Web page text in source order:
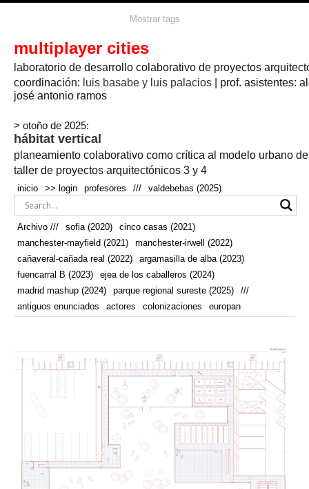
agricultura agricultura circular
arquitectura textil arte artesanía
bicicletas biodiversidad biorrefinería biotecnología bloque lineal
bodega bosque botánica caminos camping campo
cañada
real
canal cañaveral
real
cocina colaboración
autonoma
conectar
cooperativa crecimiento cueva cultivo cultivos deporte
don
quijote
ecosistema ejea de los caballeros
renovables
enterrado espacio social espacio verde
estructura europan fauna
fernández del amo festival fiesta flexibilidad fotomontaje
fuencarral b gastronomía geologia
geometrización curvas de
nivel
grúas habitar habitat hábitat hotel
infraestructura inmigración instalaciones invernadero
laguna línea del tiempo lineal longitudinal
manchester mapeo marihuana mayfield
mercado
modular modulo módulo
paisaje productivo paneles solares paragüas parking pasarelas
plegable prefabricado presa private producción
protección de los ecosistemas
pueblo de
rave recorrido regadío
regeneración
ruina ruinas sistema social
sociedad
sostenibilidad sota tecnología tejido
telas
temporalidad
temporeros torre
torres trabajo trama urbana transporte turismo urbanismo
Mostrar tags
multiplayer cities
laboratorio de desarrollo colaborativo de proyectos
coordinación: luis basabe y luis palacios | prof. asistentes:
josé antonio ramos
> otoño de 2025:
hábitat vertical
planeamiento colaborativo como crítica al modelo urbano
taller de proyectos arquitectónicos 3 y 4
inicio >> login profesores /// valdebebas (2025)
Archivo /// sofia (2020)
cinco casas (2021)
manchester-mayfield (2021)
manchester-irwell (2022)
cañaveral-cañada real (2022)
argamasilla de alba (2023)
fuencarral B (2023)
ejea de los caballeros (2024)
madrid mashup (2024)
parque regional sureste (2025)
///
antiguos enunciados
actores colonizaciones europan